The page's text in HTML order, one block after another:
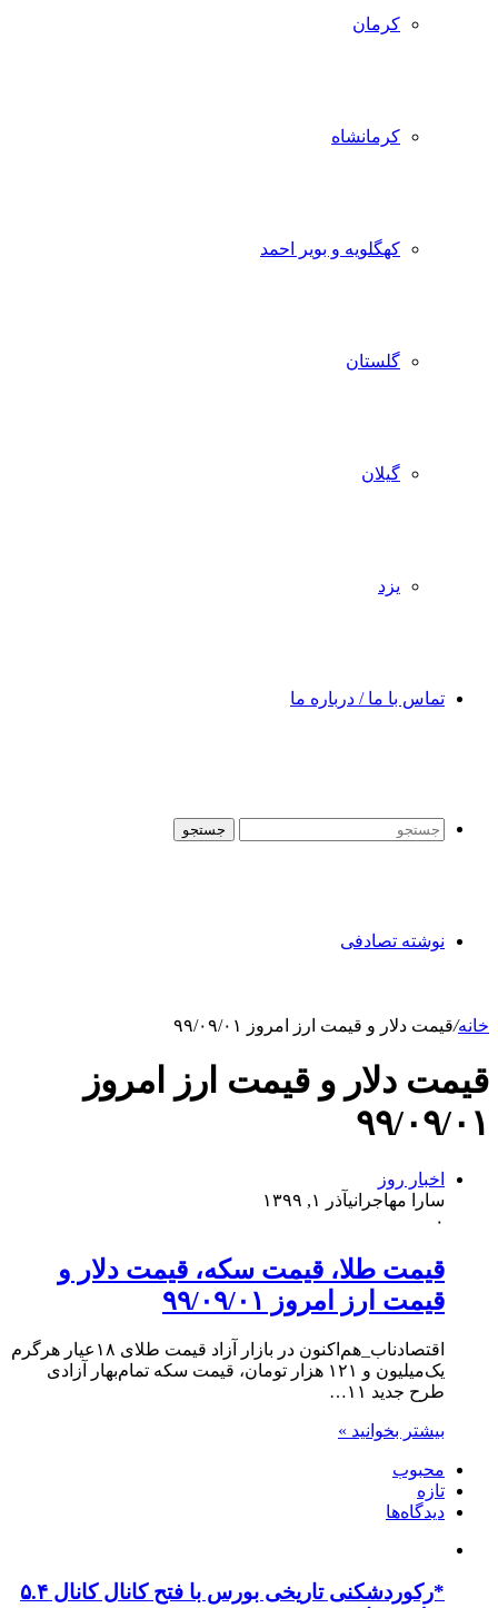
کرمان
کرمانشاه
کهگلویه و بویر احمد
گلستان
گیلان
یزد
تماس با ما / درباره ما
جستجو
نوشته تصادفی
خانه/قیمت دلار و قیمت ارز امروز ۹۹/۰۹/۰۱
قیمت دلار و قیمت ارز امروز
۹۹/۰۹/۰۱
اخبار روز
سارا مهاجرانیآذر ۱, ۱۳۹۹
۰
قیمت طلا، قیمت سکه، قیمت دلار و
قیمت ارز امروز ۹۹/۰۹/۰۱
اقتصادناب_هم‌اکنون در بازار آزاد قیمت طلای ۱۸عیار هرگرم
یک‌میلیون و ۱۲۱ هزار تومان، قیمت سکه تمام‌بهار آزادی
طرح جدید ۱۱…
بیشتر بخوانید »
محبوب
تازه
دیدگاه‌ها
*رکوردشکنی تاریخی بورس با فتح کانال کانال ۵.۴